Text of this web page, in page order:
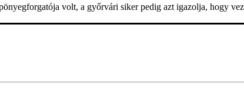
volt, a győrvári siker pedig azt igazolja, hogy